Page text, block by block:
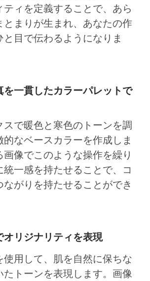
ティを定義することで、あら
とまりが生まれ、あなたの作
と目で伝わるようになりま
を一貫したカラーパレットで
スで暖色と寒色のトーンを調
的なベースカラーを作成しま
画像でこのような操作を繰り
統一感を持たせることで、コ
ながりを持たせることができ
オリジナリティを表現
使用して、肌を自然に保ちな
たトーンを表現します。画像